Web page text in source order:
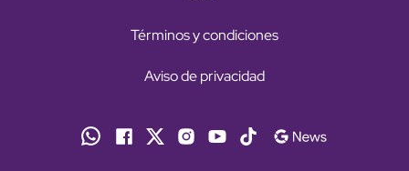
Términos y condiciones
Aviso de privacidad